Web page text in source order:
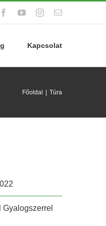
FacebookYouTubeInstagramEmail:
Kapcsolat
Főoldal Túra